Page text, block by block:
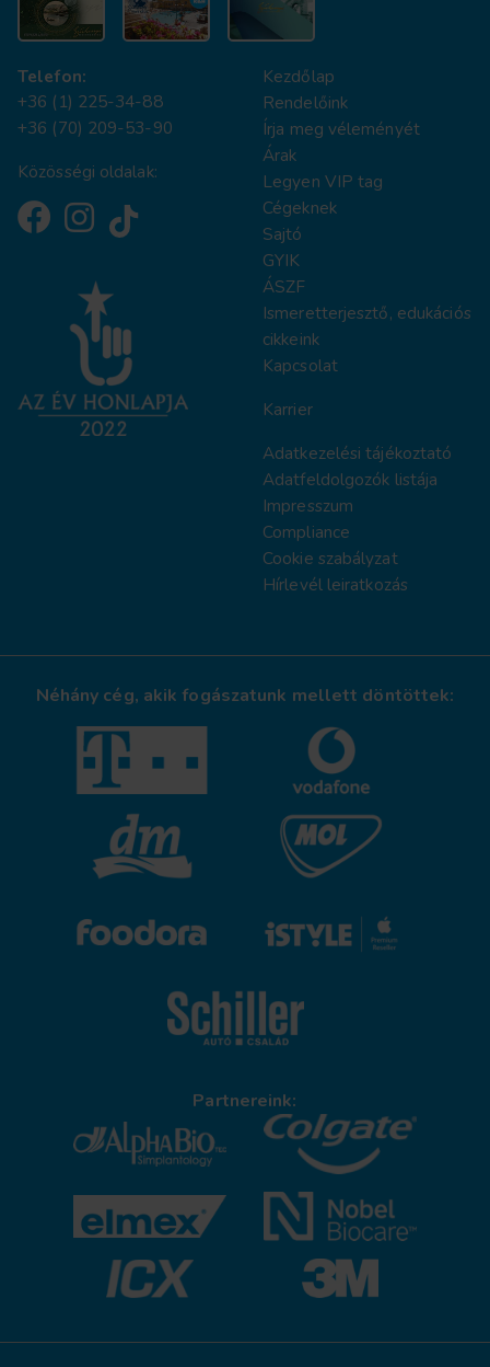
Telefon:
+36 (1) 225-34-88
+36 (70) 209-53-90
Közösségi oldalak:
Kezdőlap
Rendelőink
Írja meg véleményét
Árak
Legyen VIP tag
Cégeknek
Sajtó
GYIK
ÁSZF
Ismeretterjesztő, edukációs
cikkeink
Kapcsolat
Karrier
Adatkezelési tájékoztató
Adatfeldolgozók listája
Impresszum
Compliance
Cookie szabályzat
Hírlevél leiratkozás
Néhány cég, akik fogászatunk mellett döntöttek:
Partnereink: